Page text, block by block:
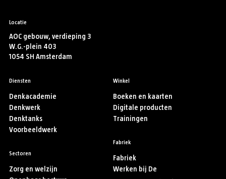
Locatie
AOC gebouw, verdieping 3
W.G.-plein 403
1054 SH Amsterdam
Diensten
Denkacademie
Denkwerk
Denktanks
Voorbeeldwerk
Sectoren
Zorg en welzijn
Winkel
Boeken en kaarten
Digitale producten
Trainingen
Fabriek
Fabriek
Werken bij De